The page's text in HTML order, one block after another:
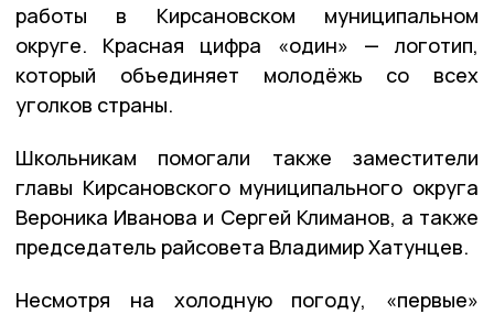
работы в Кирсановском муниципальном
округе. Красная цифра «один» — логотип,
который объединяет молодёжь со всех
уголков страны.
Школьникам помогали также заместители
главы Кирсановского муниципального округа
Вероника Иванова и Сергей Климанов, а также
председатель райсовета Владимир Хатунцев.
Несмотря на холодную погоду, «первые»